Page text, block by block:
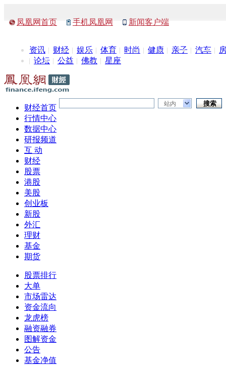
凤凰网首页 手机凤凰网 新闻客户端
资讯 财经 娱乐 体育 时尚 健康 亲子 汽车
论坛
公益 佛教 星座
站内
财经首页
行情中心
数据中心
研报频道
互 动
财经
股票
港股
美股
创业板
新股
外汇
理财
基金
期货
股票排行
大单
市场雷达
资金流向
龙虎榜
融资融券
图解资金
公告
基金净值